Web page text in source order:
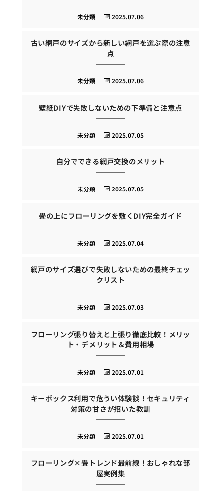
2025.07.06
未分類
古い網戸のサイズから新しい網戸を選ぶ際の注意
点
2025.07.06
未分類
壁紙DIYで失敗しないための下準備と注意点
2025.07.05
未分類
自分でできる網戸交換のメリット
2025.07.05
未分類
畳の上にフローリングを敷くDIY完全ガイド
2025.07.04
未分類
網戸のサイズ選びで失敗しないための最終チェッ
クリスト
2025.07.03
未分類
フローリング張り替えと上張り徹底比較！メリッ
ト・デメリット＆費用相場
2025.07.01
未分類
キーボックス利用で危うい体験談！セキュリティ
対策の甘さが招いた教訓
2025.07.01
未分類
フローリング×畳トレンド最前線！おしゃれな部
屋実例集